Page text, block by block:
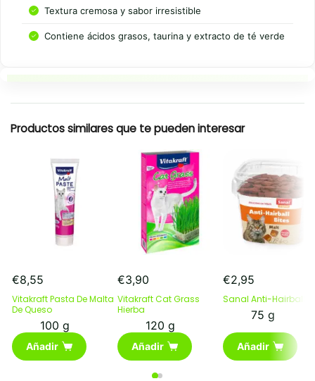
Textura cremosa y sabor irresistible
Contiene ácidos grasos, taurina y extracto de té verde
Productos similares que te pueden interesar
€8,55
Vitakraft Pasta De Malta
De Queso
100 g
Añadir
€3,90
Vitakraft Cat Grass
Hierba
120 g
Añadir
€2,95
Sanal Anti-Hairball
75 g
Añadir